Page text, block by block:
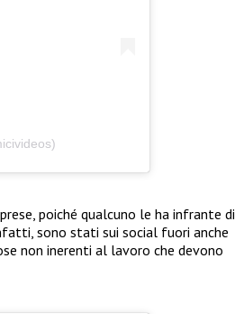
poiché qualcuno le ha infrante di
sono stati sui social fuori anche
non inerenti al lavoro che devono